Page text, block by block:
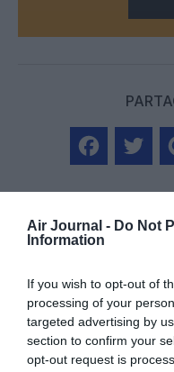
Air Journal - Do Not
Information
If you wish to opt-out of
processing of your
targeted advertising by
section to confirm your
opt-out request is